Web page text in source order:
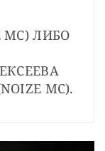
ЛИБО
MC).